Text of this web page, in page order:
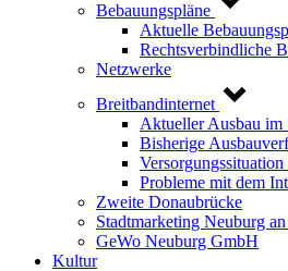
Bebauungspläne
Aktuelle
Rechtsverbindliche
Netzwerke
Breitbandinternet
Aktueller Ausbau im
Bisherige
Probleme mit dem
Zweite Donaubrücke
Stadtmarketing Neuburg
GeWo Neuburg GmbH
Kultur